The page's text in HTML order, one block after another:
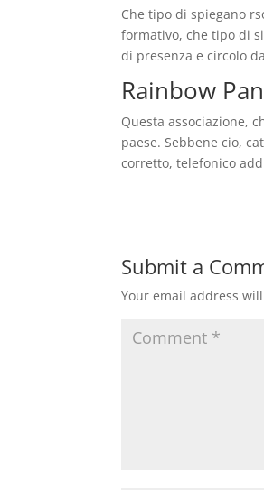
Che tipo di spiegano
formativo, che tipo di
di presenza e circolo
Rainbow
Questa associazione,
paese. Sebbene cio,
corretto, telefonico
Submit a
Your email address